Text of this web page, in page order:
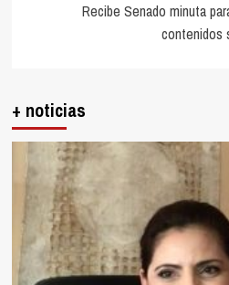
Recibe Senado minuta
contenidos
+ noticias